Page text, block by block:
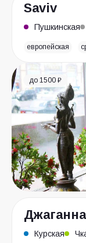
Saviv
Пушкинская
европейская
до 1500 ₽
Курская